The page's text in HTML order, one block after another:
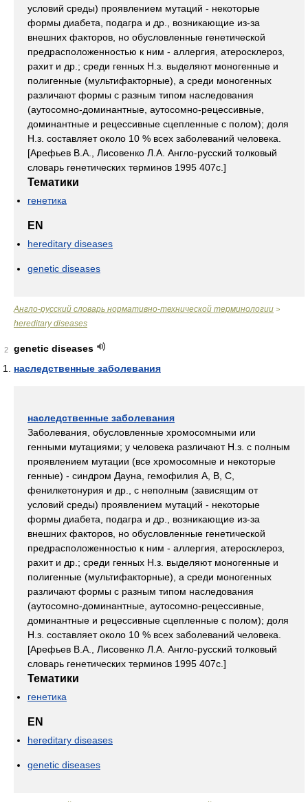
условий среды) проявлением мутаций - некоторые
формы диабета, подагра и др., возникающие из-за
внешних факторов, но обусловленные генетической
предрасположенностью к ним - аллергия, атеросклероз,
рахит и др.; среди генных Н.з. выделяют моногенные и
полигенные (мультифакторные), а среди моногенных
различают формы с разным типом наследования
(аутосомно-доминантные, аутосомно-рецессивные,
доминантные и рецессивные сцепленные с полом); доля
Н.з. составляет около 10 % всех заболеваний человека.
[Арефьев В.А., Лисовенко Л.А. Англо-русский толковый
словарь генетических терминов 1995 407с.]
Тематики
генетика
EN
hereditary diseases
genetic diseases
Англо-русский словарь нормативно-технической терминологии >
hereditary diseases
2
genetic diseases
наследственные заболевания
наследственные заболевания
Заболевания, обусловленные хромосомными или
генными мутациями; у человека различают Н.з. с полным
проявлением мутации (все хромосомные и некоторые
генные) - синдром Дауна, гемофилия A, B, C,
фенилкетонурия и др., с неполным (зависящим от
условий среды) проявлением мутаций - некоторые
формы диабета, подагра и др., возникающие из-за
внешних факторов, но обусловленные генетической
предрасположенностью к ним - аллергия, атеросклероз,
рахит и др.; среди генных Н.з. выделяют моногенные и
полигенные (мультифакторные), а среди моногенных
различают формы с разным типом наследования
(аутосомно-доминантные, аутосомно-рецессивные,
доминантные и рецессивные сцепленные с полом); доля
Н.з. составляет около 10 % всех заболеваний человека.
[Арефьев В.А., Лисовенко Л.А. Англо-русский толковый
словарь генетических терминов 1995 407с.]
Тематики
генетика
EN
hereditary diseases
genetic diseases